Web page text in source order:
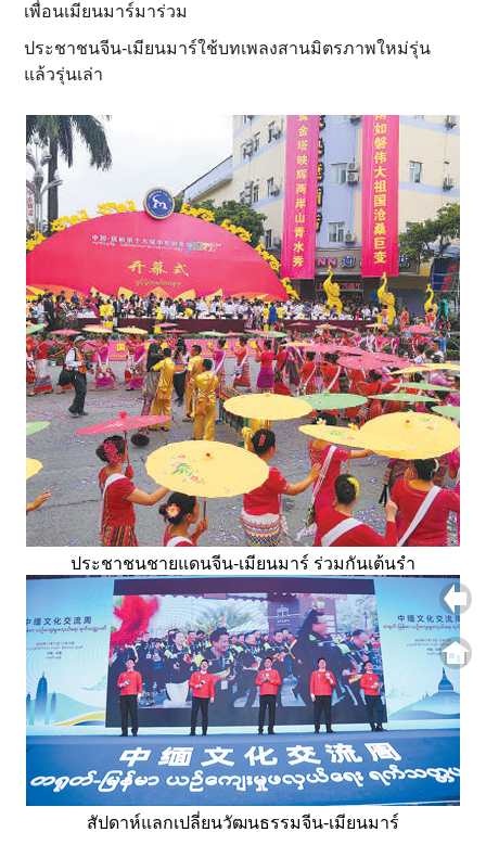
เพื่อนเมียนมาร์มาร่วม
ประชาชนจีน-เมียนมาร์ใช้บทเพลงสานมิตรภาพใหม่รุ่น
แล้วรุ่นเล่า
ประชาชนชายแดนจีน-เมียนมาร์ ร่วมกันเต้นรำ
สัปดาห์แลกเปลี่ยนวัฒนธรรมจีน-เมียนมาร์